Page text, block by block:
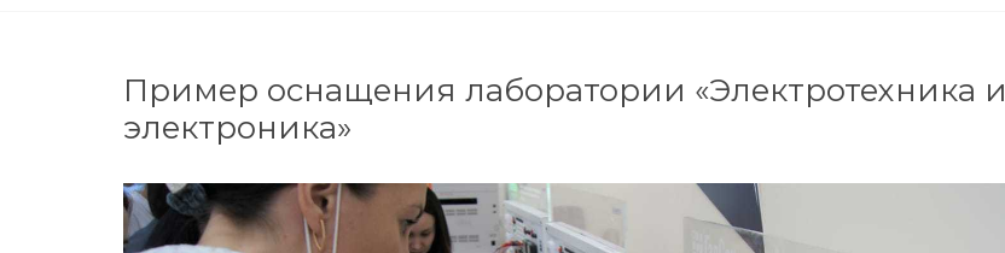
Пример оснащения лаборатории «Электротехника и
электроника»